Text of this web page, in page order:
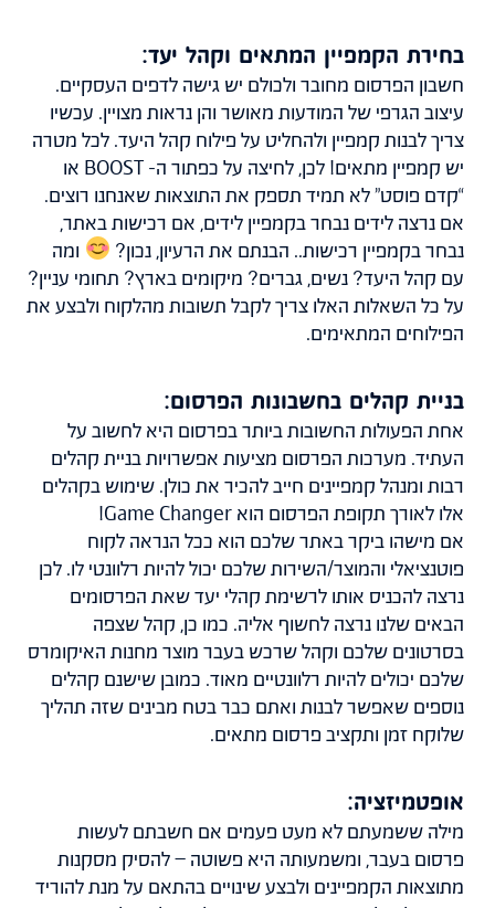
בחירת הקמפיין המתאים וקהל יעד:
חשבון הפרסום מחובר ולכולם יש גישה לדפים העסקיים.
עיצוב הגרפי של המודעות מאושר והן נראות מצויין. עכשיו
צריך לבנות קמפיין ולהחליט על פילוח קהל היעד. לכל מטרה
יש קמפיין מתאים! לכן, לחיצה על כפתור ה- BOOST או
“קדם פוסט” לא תמיד תספק את התוצאות שאנחנו רוצים.
אם נרצה לידים נבחר בקמפיין לידים, אם רכישות באתר,
נבחר בקמפיין רכישות.. הבנתם את הרעיון, נכון?
ומה
עם קהל היעד? נשים, גברים? מיקומים בארץ? תחומי עניין?
על כל השאלות האלו צריך לקבל תשובות מהלקוח ולבצע את
הפילוחים המתאימים.
בניית קהלים בחשבונות הפרסום:
אחת הפעולות החשובות ביותר בפרסום היא לחשוב על
העתיד. מערכות הפרסום מציעות אפשרויות בניית קהלים
רבות ומנהל קמפיינים חייב להכיר את כולן. שימוש בקהלים
אלו לאורך תקופת הפרסום הוא Game Changer!
אם מישהו ביקר באתר שלכם הוא ככל הנראה לקוח
פוטנציאלי והמוצר/השירות שלכם יכול להיות רלוונטי לו. לכן
נרצה להכניס אותו לרשימת קהלי יעד שאת הפרסומים
הבאים שלנו נרצה לחשוף אליה. כמו כן, קהל שצפה
בסרטונים שלכם וקהל שרכש בעבר מוצר מחנות האיקומרס
שלכם יכולים להיות רלוונטיים מאוד. כמובן שישנם קהלים
נוספים שאפשר לבנות ואתם כבר בטח מבינים שזה תהליך
שלוקח זמן ותקציב פרסום מתאים.
אופטמיזציה:
מילה ששמעתם לא מעט פעמים אם חשבתם לעשות
פרסום בעבר, ומשמעותה היא פשוטה – להסיק מסקנות
מתוצאות הקמפיינים ולבצע שינויים בהתאם על מנת להוריד